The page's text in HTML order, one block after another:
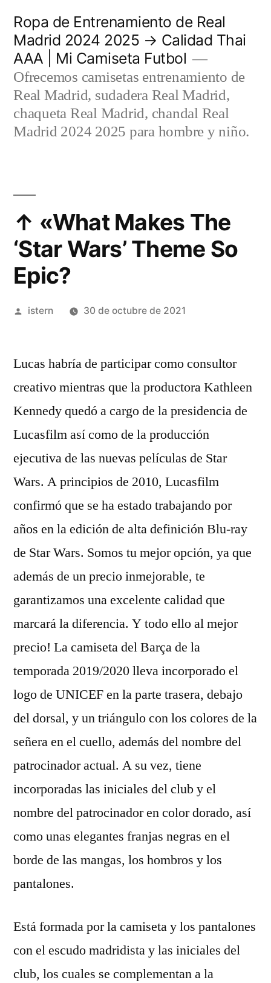
contenido
Ropa de Entrenamiento de Real
Madrid 2024 2025 → Calidad Thai
AAA | Mi Camiseta Futbol
Ofrecemos camisetas entrenamiento de
Real Madrid, sudadera Real Madrid,
chaqueta Real Madrid, chandal Real
Madrid 2024 2025 para hombre y niño.
↑ «What Makes The
‘Star Wars’ Theme So
Epic?
Publicado
istern 30 de octubre de 2021
Lucas habría de participar como consultor
creativo mientras que la productora Kathleen
Kennedy quedó a cargo de la presidencia de
Lucasfilm así como de la producción
ejecutiva de las nuevas películas de Star
Wars. A principios de 2010, Lucasfilm
confirmó que se ha estado trabajando por
años en la edición de alta definición Blu-ray
de Star Wars. Somos tu mejor opción, ya que
además de un precio inmejorable, te
garantizamos una excelente calidad que
marcará la diferencia. Y todo ello al mejor
precio! La camiseta del Barça de la
temporada 2019/2020 lleva incorporado el
logo de UNICEF en la parte trasera, debajo
del dorsal, y un triángulo con los colores de la
señera en el cuello, además del nombre del
patrocinador actual. A su vez, tiene
incorporadas las iniciales del club y el
nombre del patrocinador en color dorado, así
como unas elegantes franjas negras en el
borde de las mangas, los hombros y los
pantalones.
Está formada por la camiseta y los pantalones
con el escudo madridista y las iniciales del
club, los cuales se complementan a la